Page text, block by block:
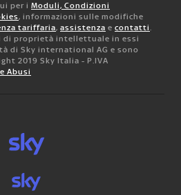
per i Moduli, Condizioni
, informazioni sulle modifiche
tariffaria, assistenza e contatti.
di proprietà intellettuale in essi
di Sky international AG e sono
2019 Sky Italia - P.IVA
Abusi